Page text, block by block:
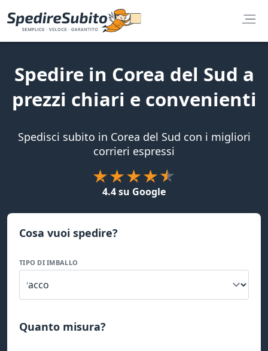
Spedire in Corea del Sud a
prezzi chiari e convenienti
Spedisci subito in Corea del Sud con i migliori
corrieri espressi
4.4 su Google
Cosa vuoi spedire?
TIPO DI IMBALLO
Quanto misura?